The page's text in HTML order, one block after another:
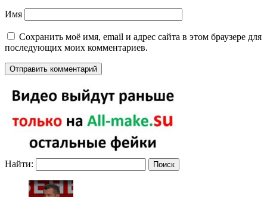
Имя
Сохранить моё имя, email и адрес сайта в этом браузере для
последующих моих комментариев.
Найти: